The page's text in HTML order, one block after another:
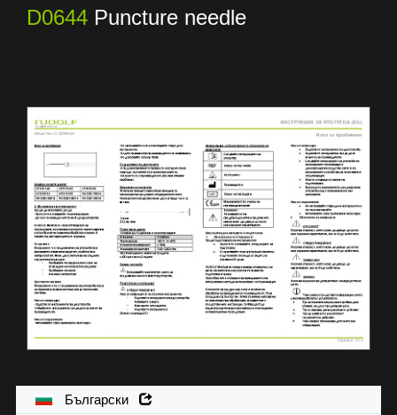
D0644 Puncture needle
Български